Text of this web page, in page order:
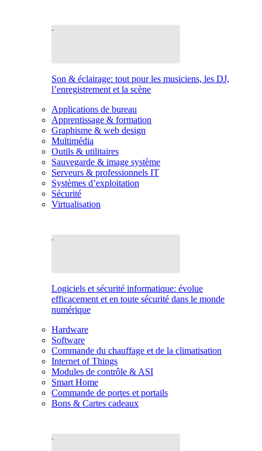
Son & éclairage: tout pour les musiciens, les DJ,
l’enregistrement et la scène
Applications de bureau
Apprentissage & formation
Graphisme & web design
Multimédia
Outils & utilitaires
Sauvegarde & image système
Serveurs & professionnels IT
Systèmes d’exploitation
Sécurité
Virtualisation
Logiciels et sécurité informatique: évolue
efficacement et en toute sécurité dans le monde
numérique
Hardware
Software
Commande du chauffage et de la climatisation
Internet of Things
Modules de contrôle & ASI
Smart Home
Commande de portes et portails
Bons & Cartes cadeaux